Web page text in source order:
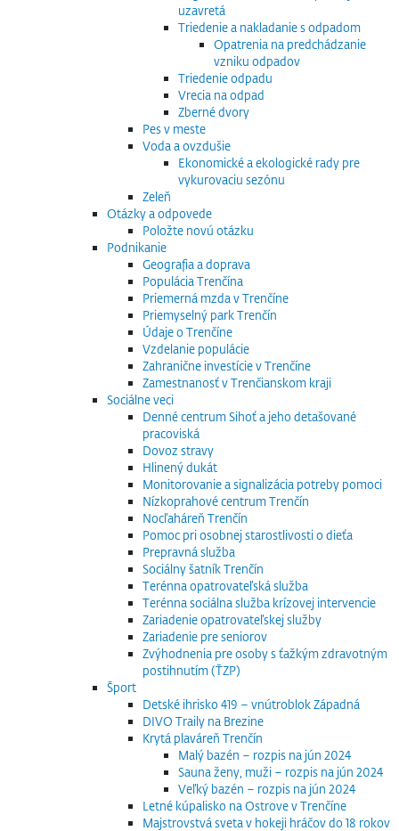
uzavretá
Triedenie a nakladanie s odpadom
Opatrenia na predchádzanie
vzniku odpadov
Triedenie odpadu
Vrecia na odpad
Zberné dvory
Pes v meste
Voda a ovzdušie
Ekonomické a ekologické rady pre
vykurovaciu sezónu
Zeleň
Otázky a odpovede
Položte novú otázku
Podnikanie
Geografia a doprava
Populácia Trenčína
Priemerná mzda v Trenčíne
Priemyselný park Trenčín
Údaje o Trenčíne
Vzdelanie populácie
Zahranične investície v Trenčíne
Zamestnanosť v Trenčianskom kraji
Sociálne veci
Denné centrum Sihoť a jeho detašované
pracoviská
Dovoz stravy
Hlinený dukát
Monitorovanie a signalizácia potreby pomoci
Nízkoprahové centrum Trenčín
Nocľaháreň Trenčín
Pomoc pri osobnej starostlivosti o dieťa
Prepravná služba
Sociálny šatník Trenčín
Terénna opatrovateľská služba
Terénna sociálna služba krízovej intervencie
Zariadenie opatrovateľskej služby
Zariadenie pre seniorov
Zvýhodnenia pre osoby s ťažkým zdravotným
postihnutím (ŤZP)
Šport
Detské ihrisko 419 – vnútroblok Západná
DIVO Traily na Brezine
Krytá plaváreň Trenčín
Malý bazén – rozpis na jún 2024
Sauna ženy, muži – rozpis na jún 2024
Veľký bazén – rozpis na jún 2024
Letné kúpalisko na Ostrove v Trenčíne
Majstrovstvá sveta v hokeji hráčov do 18 rokov